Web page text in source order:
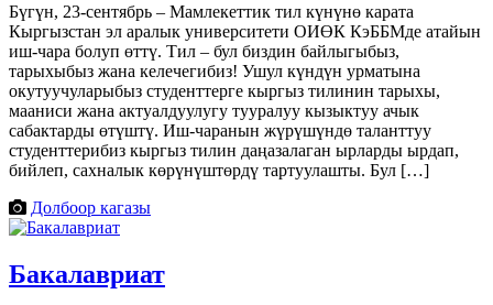
Бүгүн, 23-сентябрь – Мамлекеттик тил күнүнө карата
Кыргызстан эл аралык университети ОИӨК КэББМде атайын
иш-чара болуп өттү. Тил – бул биздин байлыгыбыз,
тарыхыбыз жана келечегибиз! Ушул күндүн урматына
окутуучуларыбыз студенттерге кыргыз тилинин тарыхы,
мааниси жана актуалдуулугу тууралуу кызыктуу ачык
сабактарды өтүштү. Иш-чаранын жүрүшүндө таланттуу
студенттерибиз кыргыз тилин даңазалаган ырларды ырдап,
бийлеп, сахналык көрүнүштөрдү тартуулашты. Бул […]
Долбоор кагазы
Бакалавриат